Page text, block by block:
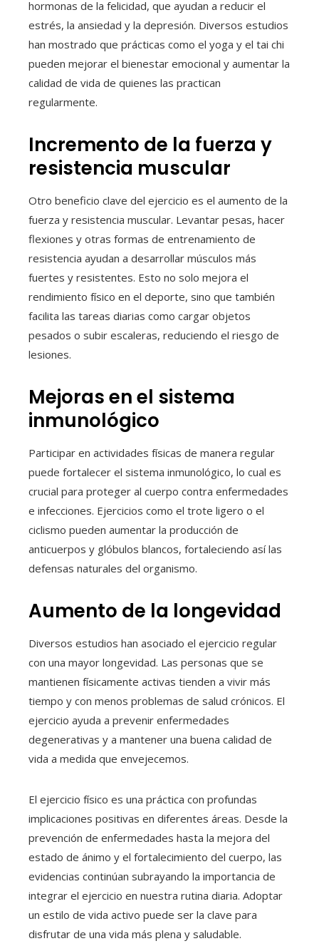
hormonas de la felicidad, que ayudan a reducir el
estrés, la ansiedad y la depresión. Diversos estudios
han mostrado que prácticas como el yoga y el tai chi
pueden mejorar el bienestar emocional y aumentar la
calidad de vida de quienes las practican
regularmente.
Incremento de la fuerza y
resistencia muscular
Otro beneficio clave del ejercicio es el aumento de la
fuerza y resistencia muscular. Levantar pesas, hacer
flexiones y otras formas de entrenamiento de
resistencia ayudan a desarrollar músculos más
fuertes y resistentes. Esto no solo mejora el
rendimiento físico en el deporte, sino que también
facilita las tareas diarias como cargar objetos
pesados o subir escaleras, reduciendo el riesgo de
lesiones.
Mejoras en el sistema
inmunológico
Participar en actividades físicas de manera regular
puede fortalecer el sistema inmunológico, lo cual es
crucial para proteger al cuerpo contra enfermedades
e infecciones. Ejercicios como el trote ligero o el
ciclismo pueden aumentar la producción de
anticuerpos y glóbulos blancos, fortaleciendo así las
defensas naturales del organismo.
Aumento de la longevidad
Diversos estudios han asociado el ejercicio regular
con una mayor longevidad. Las personas que se
mantienen físicamente activas tienden a vivir más
tiempo y con menos problemas de salud crónicos. El
ejercicio ayuda a prevenir enfermedades
degenerativas y a mantener una buena calidad de
vida a medida que envejecemos.
El ejercicio físico es una práctica con profundas
implicaciones positivas en diferentes áreas. Desde la
prevención de enfermedades hasta la mejora del
estado de ánimo y el fortalecimiento del cuerpo, las
evidencias continúan subrayando la importancia de
integrar el ejercicio en nuestra rutina diaria. Adoptar
un estilo de vida activo puede ser la clave para
disfrutar de una vida más plena y saludable.